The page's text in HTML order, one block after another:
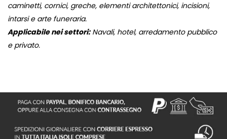
caminetti, cornici, greche, elementi architettonici, incisioni,
intarsi e arte funeraria.
Applicabile nei settori:Navali, hotel, arredamento pubblico
e privato.